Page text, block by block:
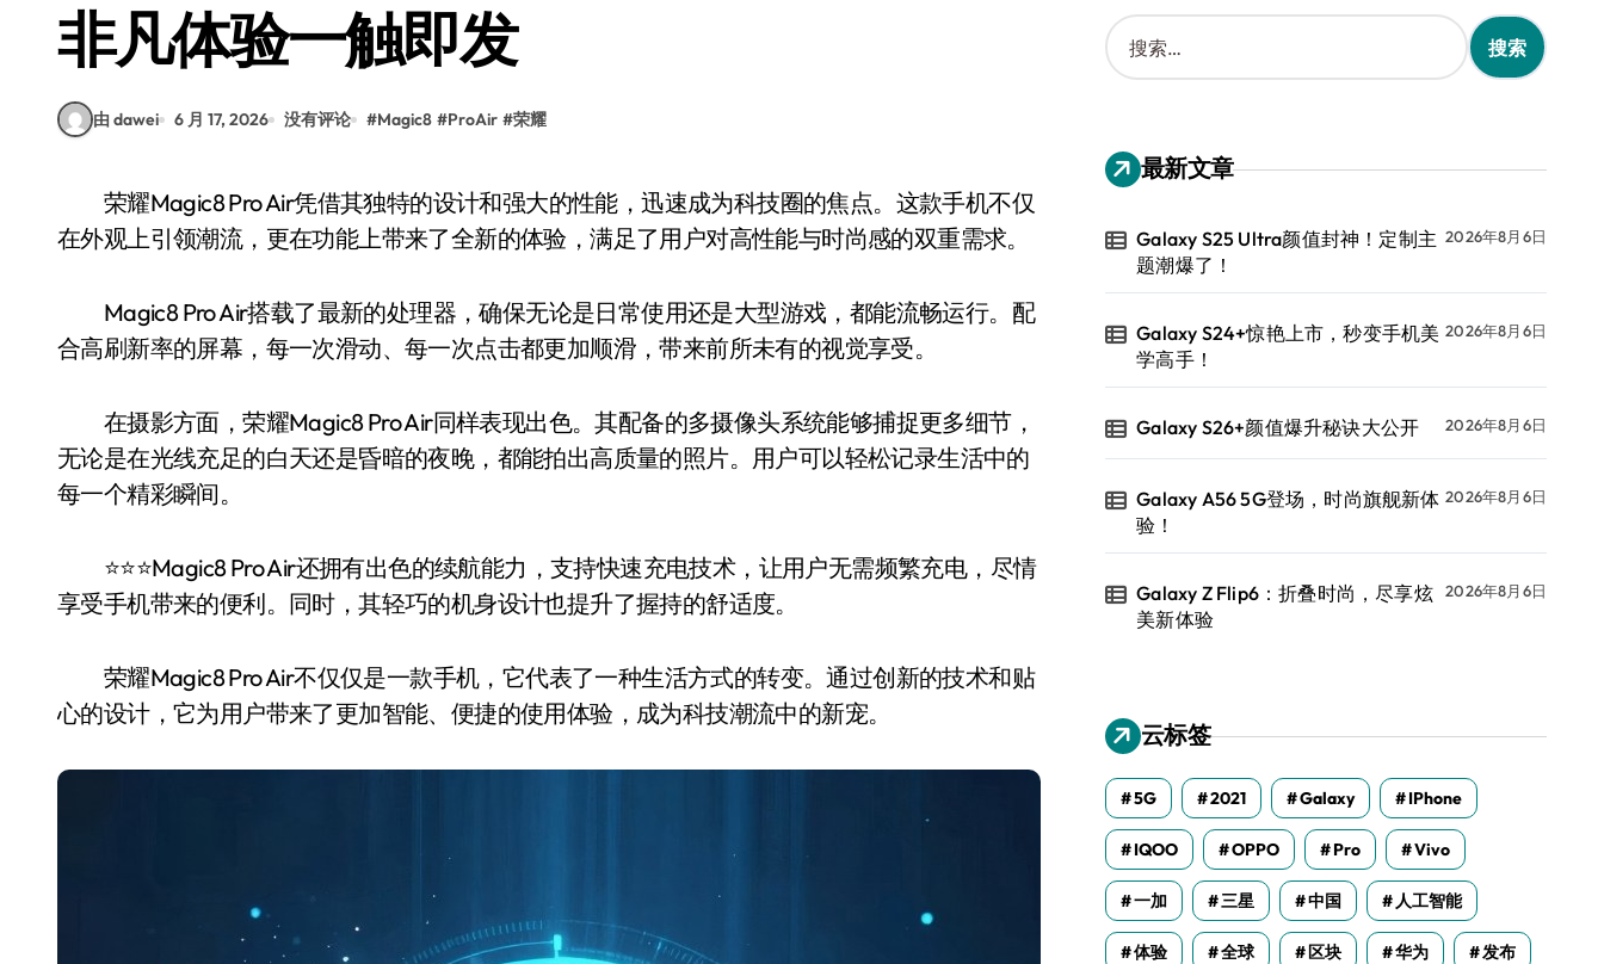
非凡体验一触即发
由 dawei 6 月 17, 2026 没有评论 #Magic8 #ProAir #荣耀
荣耀Magic8 Pro Air凭借其独特的设计和强大的性能，迅速成为科技圈的焦点。这款手机不仅
在外观上引领潮流，更在功能上带来了全新的体验，满足了用户对高性能与时尚感的双重需求。
Magic8 Pro Air搭载了最新的处理器，确保无论是日常使用还是大型游戏，都能流畅运行。配
合高刷新率的屏幕，每一次滑动、每一次点击都更加顺滑，带来前所未有的视觉享受。
在摄影方面，荣耀Magic8 Pro Air同样表现出色。其配备的多摄像头系统能够捕捉更多细节，
无论是在光线充足的白天还是昏暗的夜晚，都能拍出高质量的照片。用户可以轻松记录生活中的
每一个精彩瞬间。
⭐️⭐️⭐️Magic8 Pro Air还拥有出色的续航能力，支持快速充电技术，让用户无需频繁充电，尽情
享受手机带来的便利。同时，其轻巧的机身设计也提升了握持的舒适度。
荣耀Magic8 Pro Air不仅仅是一款手机，它代表了一种生活方式的转变。通过创新的技术和贴
心的设计，它为用户带来了更加智能、便捷的使用体验，成为科技潮流中的新宠。
搜
索
：
最新文章
Galaxy S25 Ultra颜值封神！定制主
题潮爆了！
2026年8月6日
Galaxy S24+惊艳上市，秒变手机美
学高手！
2026年8月6日
Galaxy S26+颜值爆升秘诀大公开 2026年8月6日
Galaxy A56 5G登场，时尚旗舰新体
验！
2026年8月6日
Galaxy Z Flip6：折叠时尚，尽享炫
美新体验
2026年8月6日
云标签
5G 2021 Galaxy IPhone
IQOO OPPO Pro Vivo
一加 三星 中国 人工智能
体验 全球 区块 华为 发布